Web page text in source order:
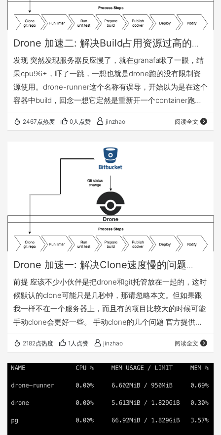
Drone 加速二: 解决Build占用资源过高的问
题 （drone v2）
发现 突然发现服务器反应慢了，就在granafa瞅了一眼，结
果cpu96+，吓了一跳，一想也就是drone跑的没有限制资
源使用。drone-runner这个名称有误导，开始以为是在这个
容器中build，回念一想它定然是重新开一个container跑，
法限制资源的。这个所谓的runner更多的是一个agent，事
CPU和内存限制 drone-runner: image: dron…
2467点热度 0人点赞 jinzhao 阅读全文
Drone 加速一: 解决Clone速度慢的问题
（drone v2）
前提 应该不少小伙伴是把drone和git托管放在一起的，这时
候默认的clone可能只是几秒钟，那请忽略本文。但如果跟
我一样不在一个服务器上，而且有的项目比较大的时候可能
手动clone会更好一些。 手动clone的几个问题 官方提供了
动clone； 发现很小的项目卡在clone往往要30s，很不理
解，难道是跨境的问题？ 当手动触发build的时候也要30s就
目录/srv/git clo…
2182点热度 1人点赞 jinzhao 阅读全文